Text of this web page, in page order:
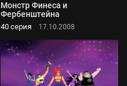
Монстр Финеса и
Фербенштейна
40 серия 17.10.2008